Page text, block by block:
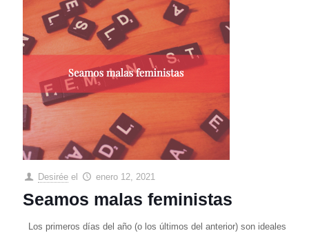
Desirée el enero 12, 2021
Seamos malas feministas
Los primeros días del año (o los últimos del anterior) son ideales